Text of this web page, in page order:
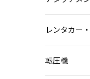
キャリア
レンタカー
転圧機